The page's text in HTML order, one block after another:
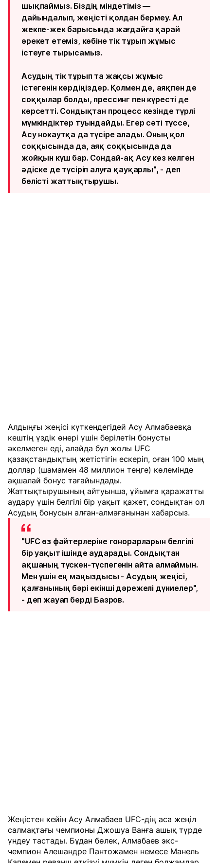
шықпаймыз. Біздің міндетіміз —
дайындалып, жеңісті қолдан бермеу. Ал
жекпе-жек барысында жағдайға қарай
әрекет етеміз, көбіне тік тұрып жұмыс
істеуге тырысамыз.
Асудың тік тұрып та жақсы жұмыс
істегенін көрдіңіздер. Қолмен де, аяқпен де
соққылар болды, прессинг пен күресті де
көрсетті. Сондықтан процесс кезінде түрлі
мүмкіндіктер туындайды. Егер сәті түссе,
Асу нокаутқа да түсіре алады. Оның қол
соққысында да, аяқ соққысында да
жойқын күш бар. Сондай-ақ Асу кез келген
әдіске де түсіріп алуға қауқарлы", - деп
бөлісті жаттықтырушы.
Алдыңғы жеңісі күткендегідей Асу Алмабаевқа
кештің үздік өнері үшін берілетін бонусты
әкелмеген еді, алайда бұл жолы UFC
қазақстандықтың жетістігін ескеріп, оған 100 мың
доллар (шамамен 48 миллион теңге) көлемінде
ақшалай бонус тағайындады.
Жаттықтырушының айтуынша, ұйымға қаражатты
аудару үшін белгілі бір уақыт қажет, сондықтан ол
Асудың бонусын алған-алмағанынан хабарсыз.
"UFC өз файтерлеріне гонорарларын белгілі
бір уақыт ішінде аударады. Сондықтан
ақшаның түскен-түспегенін айта алмаймын.
Мен үшін ең маңыздысы - Асудың жеңісі,
қалғанының бәрі екінші дәрежелі дүниелер",
- деп жауап берді Базров.
Жеңістен кейін Асу Алмабаев UFC-дің аса жеңіл
салмақтағы чемпионы Джошуа Ванға ашық түрде
үндеу тастады. Бұдан бөлек, Алмабаев экс-
чемпион Алешандре Пантожамен немесе Манель